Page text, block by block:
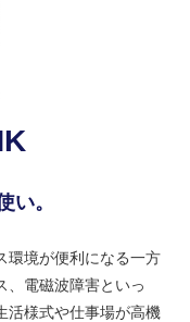
い。
環境が便利になる一方
、電磁波障害といっ
活様式や仕事場が高機